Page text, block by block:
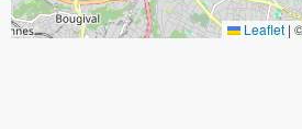
Leaflet |